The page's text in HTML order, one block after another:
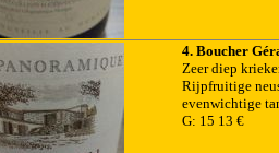
4. Boucher
Zeer diep
Rijpfruitige
evenwichtige
G: 15 13 €